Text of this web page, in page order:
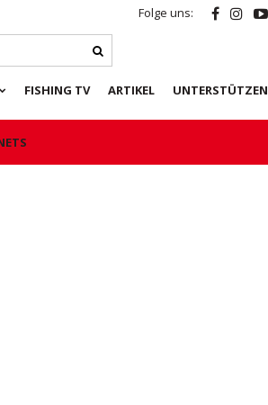
Folge uns:
FISHING TV ARTIKEL UNTERSTÜTZEN